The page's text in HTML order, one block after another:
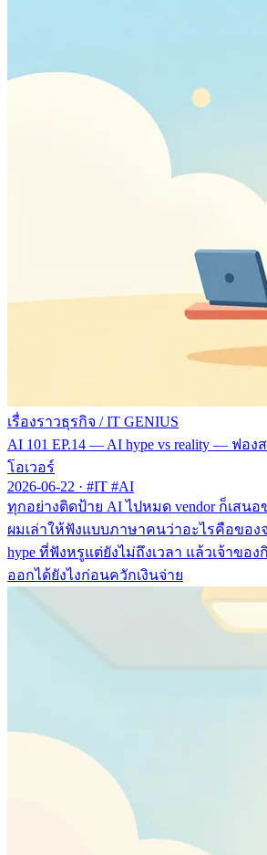
เรื่องราวธุรกิจ / IT GENIUS
AI 101 EP.14 — AI hype vs reality — ฟอ
โอเวอร์
2026-06-22 · #IT #AI
ทุกอย่างติดป้าย AI ไปหมด vendor ก็เสน
ผมเล่าให้ฟังแบบภาษาคนว่าอะไรคือของ
hype ที่ฟังหรูแต่ยังไม่ถึงเวลา แล้วเจ้าของ
ออกได้ยังไงก่อนควักเงินจ่าย